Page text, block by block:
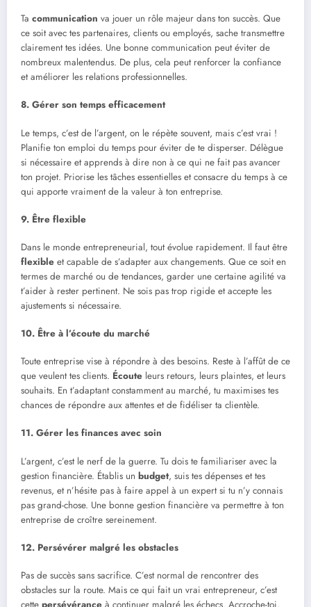
Ta communication va jouer un rôle majeur dans ton succès. Que
ce soit avec tes partenaires, clients ou employés, sache transmettre
clairement tes idées. Une bonne communication peut éviter de
nombreux malentendus. De plus, cela peut renforcer la confiance
et améliorer les relations professionnelles.
8. Gérer son temps efficacement
Le temps, c’est de l’argent, on le répète souvent, mais c’est vrai !
Planifie ton emploi du temps pour éviter de te disperser. Délègue
si nécessaire et apprends à dire non à ce qui ne fait pas avancer
ton projet. Priorise les tâches essentielles et consacre du temps à ce
qui apporte vraiment de la valeur à ton entreprise.
9. Être flexible
Dans le monde entrepreneurial, tout évolue rapidement. Il faut être
flexible et capable de s’adapter aux changements. Que ce soit en
termes de marché ou de tendances, garder une certaine agilité va
t’aider à rester pertinent. Ne sois pas trop rigide et accepte les
ajustements si nécessaire.
10. Être à l’écoute du marché
Toute entreprise vise à répondre à des besoins. Reste à l’affût de ce
que veulent tes clients. Écoute leurs retours, leurs plaintes, et leurs
souhaits. En t’adaptant constamment au marché, tu maximises tes
chances de répondre aux attentes et de fidéliser ta clientèle.
11. Gérer les finances avec soin
L’argent, c’est le nerf de la guerre. Tu dois te familiariser avec la
gestion financière. Établis un budget, suis tes dépenses et tes
revenus, et n’hésite pas à faire appel à un expert si tu n’y connais
pas grand-chose. Une bonne gestion financière va permettre à ton
entreprise de croître sereinement.
12. Persévérer malgré les obstacles
Pas de succès sans sacrifice. C’est normal de rencontrer des
obstacles sur la route. Mais ce qui fait un vrai entrepreneur, c’est